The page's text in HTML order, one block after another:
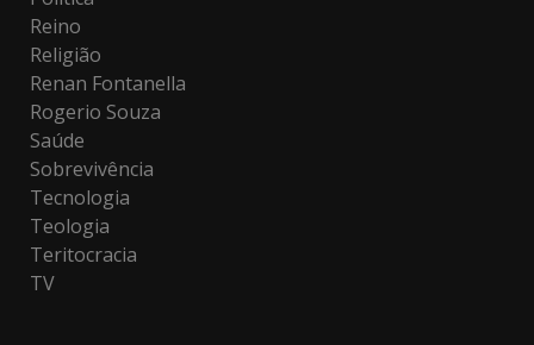
Reino
Religião
Renan Fontanella
Rogerio Souza
Saúde
Sobrevivência
Tecnologia
Teologia
Teritocracia
TV